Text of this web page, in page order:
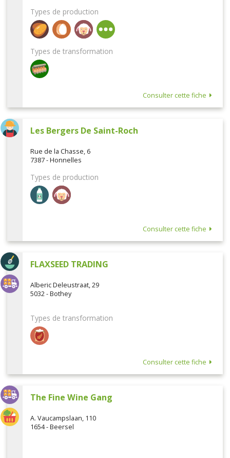
Types de production
Types de transformation
Consulter cette fiche
Les Bergers De Saint-Roch
Rue de la Chasse, 6
7387 - Honnelles
Types de production
Consulter cette fiche
FLAXSEED TRADING
Alberic Deleustraat, 29
5032 - Bothey
Types de transformation
Consulter cette fiche
The Fine Wine Gang
A. Vaucampslaan, 110
1654 - Beersel